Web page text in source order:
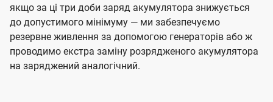
якщо за ці три доби заряд акумулятора знижується
до допустимого мінімуму — ми забезпечуємо
резервне живлення за допомогою генераторів або ж
проводимо екстра заміну розрядженого акумулятора
на заряджений аналогічний.